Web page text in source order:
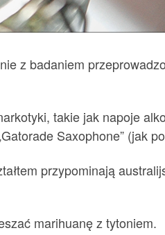
z badaniem
takie jak napoje
Saxophone” (jak
przypominają
marihuanę z tytoniem.